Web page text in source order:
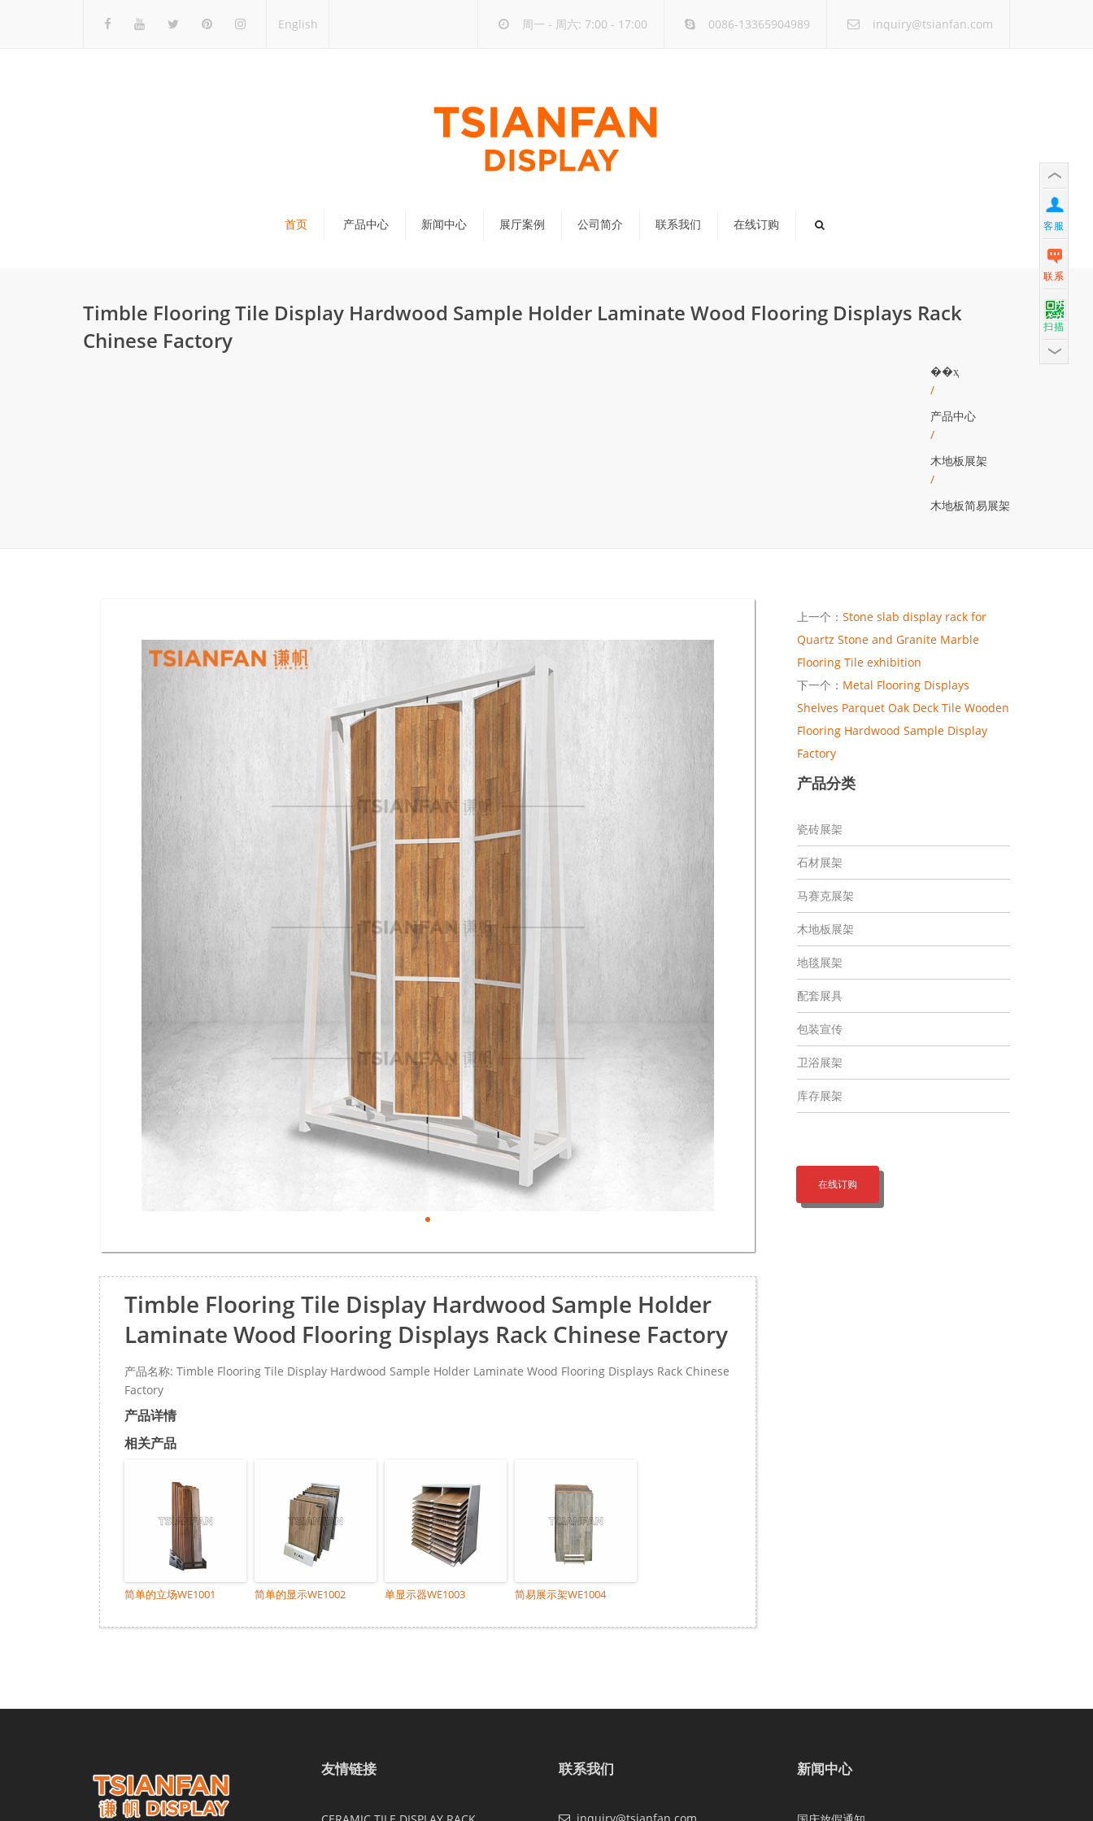
English 周一 - 周六: 7:00 - 17:00 0086-13365904989 inquiry@tsianfan.com
首页 产品中心
石材展架
新闻中心
行业新闻
展厅案例 公司简介 联系我们 在线订购
Timble Flooring Tile Display Hardwood Sample Holder Laminate Wood Flooring Displays Rack
Chinese Factory
��ҳ
/
产品中心
/
木地板展架
/
木地板简易展架
Timble Flooring Tile Display Hardwood Sample Holder
Laminate Wood Flooring Displays Rack Chinese Factory
产品名称: Timble Flooring Tile Display Hardwood Sample Holder Laminate Wood Flooring Displays Rack Chinese
Factory
产品详情
相关产品
简单的立场WE1001 简单的显示WE1002 单显示器WE1003 简易展示架WE1004
上一个： Stone slab display rack for
Quartz Stone and Granite Marble
Flooring Tile exhibition
下一个： Metal Flooring Displays
Shelves Parquet Oak Deck Tile Wooden
Flooring Hardwood Sample Display
Factory
产品分类
瓷砖展架
石材展架
马赛克展架
木地板展架
地毯展架
配套展具
包装宣传
卫浴展架
库存展架
在线订购
友情链接 联系我们 新闻中心
客服
联系
扫描